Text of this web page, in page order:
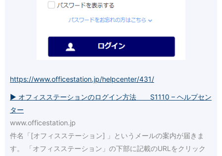
https://www.officestation.jp/helpcenter/431/
▶ オフィスステーションのログイン方法 S1110 – ヘルプセン
ター
www.officestation.jp
件名「[オフィスステーション] 」というメールの案内が届きま
す。 「オフィスステーション」の下部に記載のURLをクリック